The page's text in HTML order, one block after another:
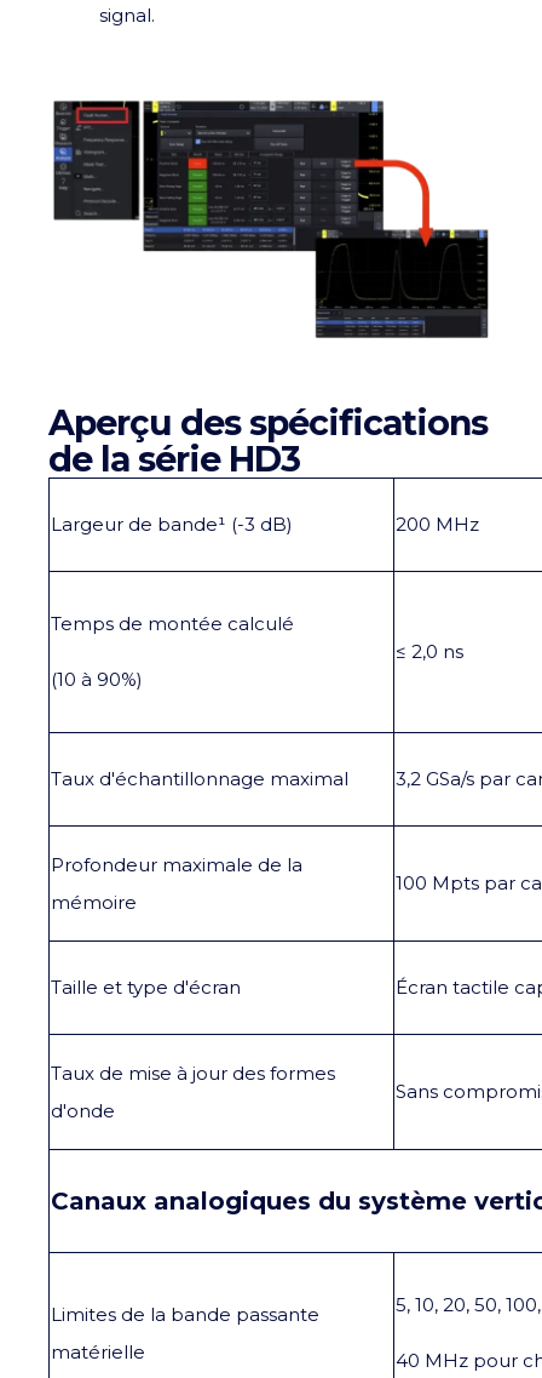
signal.
Aperçu des spécifications
de la série HD3
Largeur de bande¹ (-3 dB) 200 MHz
Temps de montée calculé
(10 à 90%)
≤ 2,0 ns
Taux d'échantillonnage maximal 3,2 GSa/s par
Profondeur maximale de la
mémoire
100 Mpts par
Taille et type d'écran Écran tactile
Taux de mise à jour des formes
d'onde
Sans
Canaux analogiques du système
Limites de la bande passante
matérielle
5, 10, 20, 50,
40 MHz pour